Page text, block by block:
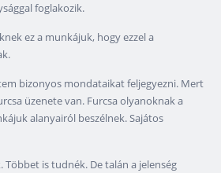
foglakozik.
ez a munkájuk, hogy ezzel a
bizonyos mondataikat feljegyezni. Mert
üzenete van. Furcsa olyanoknak a
alanyairól beszélnek. Sajátos
is tudnék. De talán a jelenség